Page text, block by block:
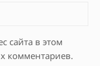
сайта в этом
комментариев.